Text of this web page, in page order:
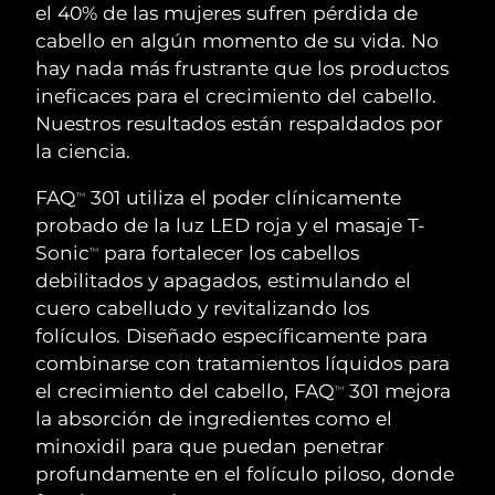
el 40% de las mujeres sufren pérdida de
cabello en algún momento de su vida. No
hay nada más frustrante que los productos
ineficaces para el crecimiento del cabello.
Nuestros resultados están respaldados por
la ciencia.
FAQTM
301 utiliza el poder clínicamente
probado de la luz LED roja y el masaje T-
SonicTM
para fortalecer los cabellos
debilitados y apagados, estimulando el
cuero cabelludo y revitalizando los
folículos. Diseñado específicamente para
combinarse con tratamientos líquidos para
el crecimiento del cabello, FAQTM
301 mejora
la absorción de ingredientes como el
minoxidil para que puedan penetrar
profundamente en el folículo piloso, donde
Limpieza facial
Anti-aging massage
LUNA™ 4 Plus
Massage, LED heating
LUNA™ 4 Men
For men, anti-aging massage
Lifting facial
Microcurrent toning
BEAR™ 2 go
Microcurrent toning on-the-go
BEAR™ 2 eyes & lips
Microcurrent line smoothing device
Hidratación
UFO™ 3 pack
Deep facial hydration
UFO™ 3 LED
Near-infrared and red light therapy
device
Cuidado bucal
issa™ 4
Hybrid silicone sonic toothbrush
issa™ 4 plus
Smart hybrid silicone sonic toothbrush
TRATAMIENTO ANTIEDAD FAQ™
Antiedad Tratamientos LED
NEW
Austria Entrega prevista 8/9/26
Baréin Entrega prevista 8/10/26
Bélgica Entrega prevista8/9/26
Bermudas Entrega prevista
Bosnia y Herzegovina Entrega prevista
Brunéi
Bulgaria Entrega prevista8/9/26
Canadá Entrega prevista8/13/26
Chile Entrega prevista